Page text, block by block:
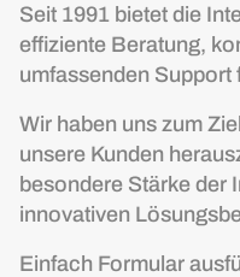
Seit 1991 bietet die
effiziente Beratung,
umfassenden Support
Wir haben uns zum
unsere Kunden
besondere Stärke der
innovativen
Einfach Formular